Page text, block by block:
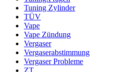
Tuning Zylinder
TÜV
Vape
Vape Zündung
Vergaser
Vergaserabstimmung
Vergaser Probleme